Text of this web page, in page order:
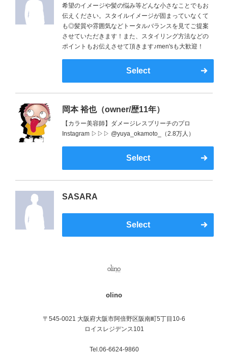
希望のイメージや髪の悩み等どんな小さなことでもお
伝えください。スタイルイメージが固まっていなくて
も◎髪質や雰囲気などトータルバランスを見てご提案
させていただきます！また、スタイリング方法などの
ポイントもお伝えさせて頂きます♪men'sも大歓迎！
Select
岡本 裕也（owner/歴11年）
【カラー美容師】ダメージレスブリーチのプロ
Instagram ▷▷▷ @yuya_okamoto_（2.8万人）
Select
SASARA
Select
olino
〒545-0021 大阪府大阪市阿倍野区阪南町5丁目10-6
ロイスレジデンス101
Tel.06-6624-9860